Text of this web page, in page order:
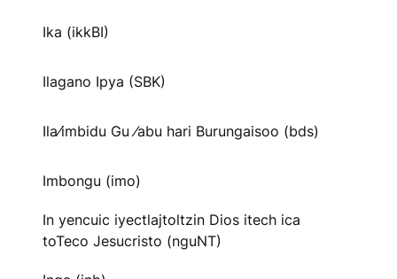
Ika (ikkBI)
Ilagano Ipya (SBK)
Ila⁄imbidu Gu ⁄abu hari Burungaisoo (bds)
Imbongu (imo)
In yencuic iyectlajtoltzin Dios itech ica
toTeco Jesucristo (nguNT)